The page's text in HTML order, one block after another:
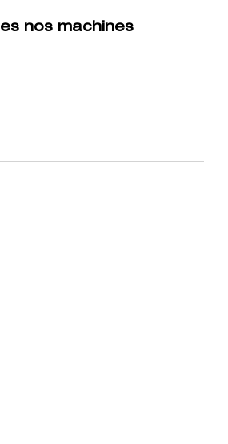
nos machines